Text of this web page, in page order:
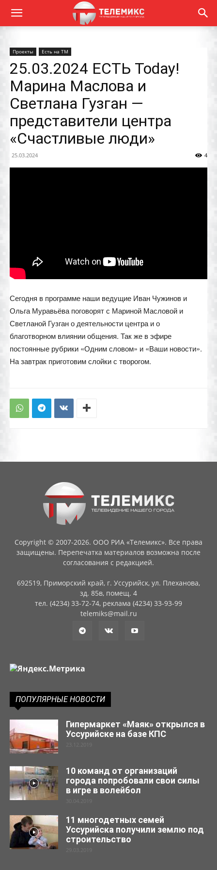
Проекты Есть на ТМ
25.03.2024 ЕСТЬ Today!
Марина Маслова и
Светлана Гузган —
представители центра
«Счастливые люди»
25.03.2024 4
Сегодня в программе наши ведущие Иван Чужинов и
Ольга Муравьёва поговорят с Мариной Масловой и
Светланой Гузган о деятельности центра и о
благотворном влиянии общения. Так же в эфире
постоянные рубрики «Одним словом» и «Ваши новости».
На завтрак приготовим слойки с творогом.
Copyright © 2007-2026. ООО РИА «Телемикс». Все права
защищены. Перепечатка материалов возможна после
согласования с редакцией.
692519, Приморский край, г. Уссурийск, ул. Плеханова,
зд. 85в, помещ. 4
тел. (4234) 33-72-74, реклама (4234) 33-93-99
telemiks@mail.ru
ПОПУЛЯРНЫЕ НОВОСТИ
Гипермаркет «Маяк» открылся в
Уссурийске на базе КПС
23.12.2019
10 команд от организаций
города попробовали свои силы
в игре в волейбол
30.04.2019
11 многодетных семей
Уссурийска получили землю под
строительство
29.03.2019